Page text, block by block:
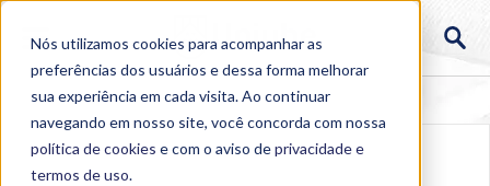
Nós utilizamos cookies para acompanhar as
preferências dos usuários e dessa forma melhorar
sua experiência em cada visita. Ao continuar
navegando em nosso site, você concorda com nossa
política de cookies e com o aviso deprivacidade e
termos de uso.